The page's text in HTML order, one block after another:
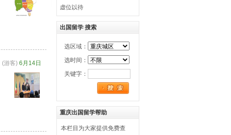
(游客) 6月14日
虚位以待
出国留学 搜索
选区域：
选时间：
关键字：
重庆出国留学帮助
本栏目为大家提供免费查